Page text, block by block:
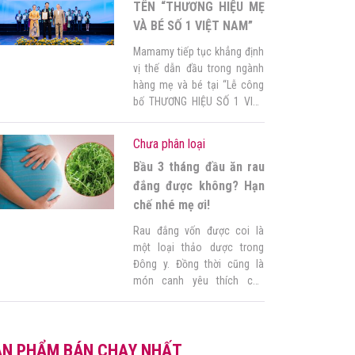
trọng trong giai đoạn này.
Hôm nay, […]
TÊN “THƯƠNG HIỆU MẸ
VÀ BÉ SỐ 1 VIỆT NAM”
Mamamy tiếp tục khẳng định
vị thế dẫn đầu trong ngành
hàng mẹ và bé tại “Lễ công
bố THƯƠNG HIỆU SỐ 1 VIỆT
kiện trang trọng do Trung tâm
Nghiên cứu Phát triển Doanh
nghiệp Châu Á tổ chức tại
Nhà hát Quân Đội đã […]
Chưa phân loại
Bầu 3 tháng đầu ăn rau
đắng được không? Hạn
chế nhé mẹ ơi!
Rau đắng vốn được coi là
một loại thảo dược trong
Đông y. Đồng thời cũng là
món canh yêu thích của
không? Cùng theo dõi bài
PHẨM BÁN CHẠY NHẤT